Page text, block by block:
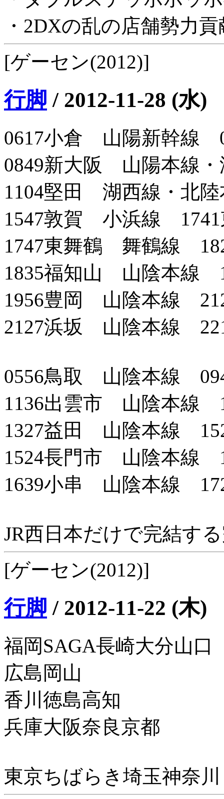
・2DXの乱の店舗勢力
[ゲーセン(2012)]
行脚 / 2012-11-28 (水)
0617小倉 山陽新幹線
0849新大阪 山陽本線
1104堅田 湖西線・北
1547敦賀 小浜線 1741
1747東舞鶴 舞鶴線
1835福知山 山陰本線
1956豊岡 山陰本線
2127浜坂 山陰本線
0556鳥取 山陰本線
1136出雲市 山陰本線
1327益田 山陰本線
1524長門市 山陰本線
1639小串 山陰本線
JR西日本だけで完結す
[ゲーセン(2012)]
行脚 / 2012-11-22 (木)
福岡SAGA長崎大分山口
広島岡山
香川徳島高知
兵庫大阪奈良京都
東京ちばらき埼玉神奈川